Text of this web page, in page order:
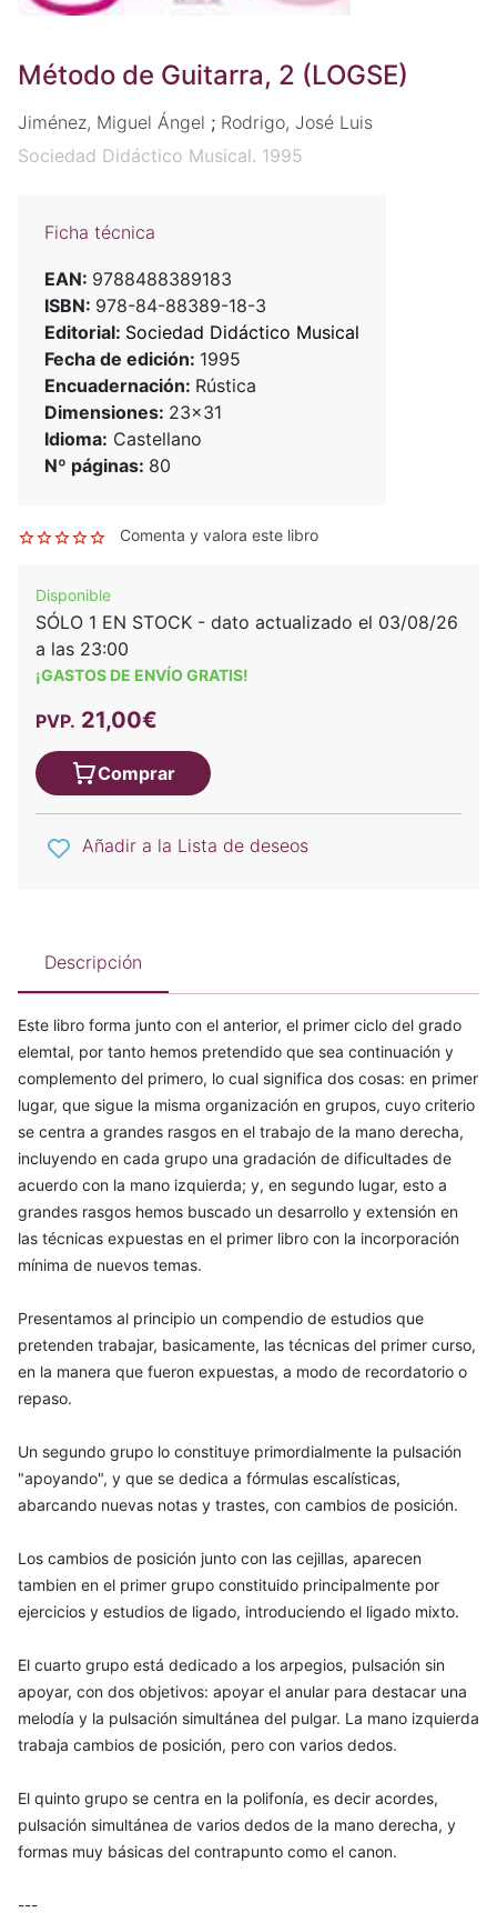
Método de Guitarra, 2 (LOGSE)
Jiménez, Miguel Ángel ; Rodrigo, José Luis
Sociedad Didáctico Musical. 1995
Ficha técnica
EAN: 9788488389183
ISBN: 978-84-88389-18-3
Editorial: Sociedad Didáctico Musical
Fecha de edición: 1995
Encuadernación: Rústica
Dimensiones: 23x31
Idioma: Castellano
Nº páginas: 80
Comenta y valora este libro
Disponible
SÓLO 1 EN STOCK - dato actualizado el 03/08/26
a las 23:00
¡GASTOS DE ENVÍO GRATIS!
PVP. 21,00€
Comprar
Añadir a la Lista de deseos
Descripción
Este libro forma junto con el anterior, el primer ciclo del grado
elemtal, por tanto hemos pretendido que sea continuación y
complemento del primero, lo cual significa dos cosas: en primer
lugar, que sigue la misma organización en grupos, cuyo criterio
se centra a grandes rasgos en el trabajo de la mano derecha,
incluyendo en cada grupo una gradación de dificultades de
acuerdo con la mano izquierda; y, en segundo lugar, esto a
grandes rasgos hemos buscado un desarrollo y extensión en
las técnicas expuestas en el primer libro con la incorporación
mínima de nuevos temas.
Presentamos al principio un compendio de estudios que
pretenden trabajar, basicamente, las técnicas del primer curso,
en la manera que fueron expuestas, a modo de recordatorio o
repaso.
Un segundo grupo lo constituye primordialmente la pulsación
"apoyando", y que se dedica a fórmulas escalísticas,
abarcando nuevas notas y trastes, con cambios de posición.
Los cambios de posición junto con las cejillas, aparecen
tambien en el primer grupo constituido principalmente por
ejercicios y estudios de ligado, introduciendo el ligado mixto.
El cuarto grupo está dedicado a los arpegios, pulsación sin
apoyar, con dos objetivos: apoyar el anular para destacar una
melodía y la pulsación simultánea del pulgar. La mano izquierda
trabaja cambios de posición, pero con varios dedos.
El quinto grupo se centra en la polifonía, es decir acordes,
pulsación simultánea de varios dedos de la mano derecha, y
formas muy básicas del contrapunto como el canon.
---